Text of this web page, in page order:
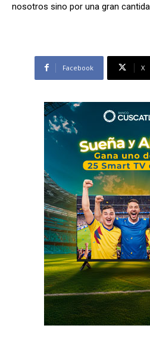
nosotros sino por una gran
Facebook X